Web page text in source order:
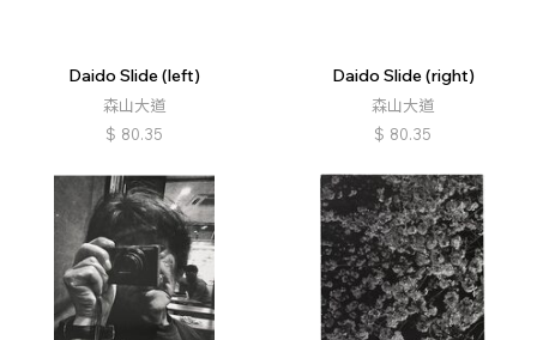
Daido Slide (left)
森山大道
$ 80.35
Daido Slide (right)
森山大道
$ 80.35